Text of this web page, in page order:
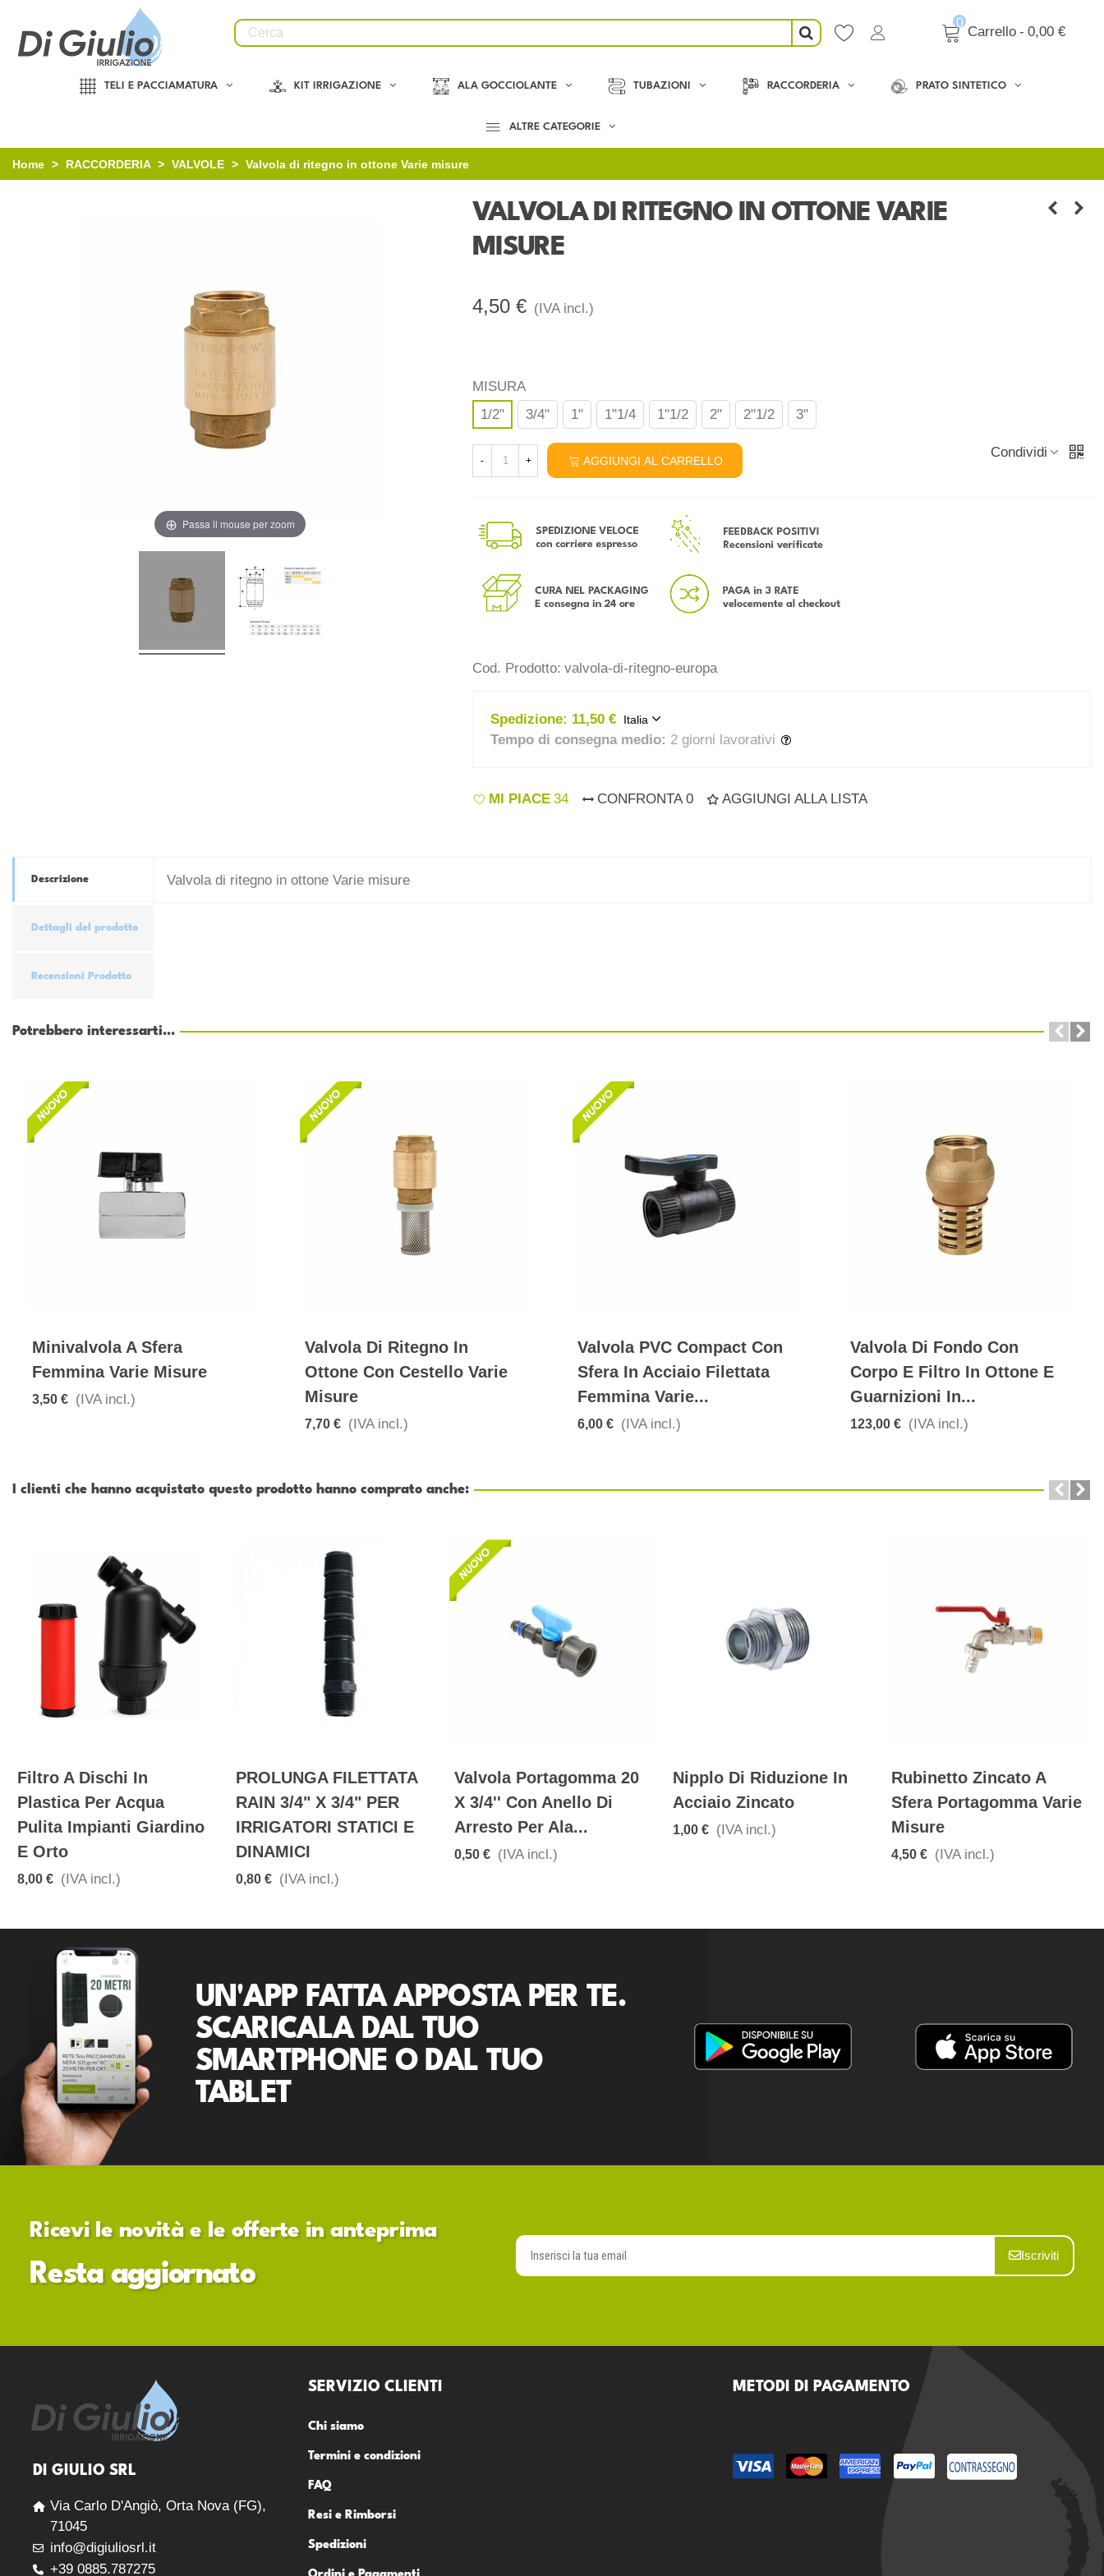
0
Carrello - 0,00 €
TELI E PACCIAMATURA KIT IRRIGAZIONE ALA GOCCIOLANTE TUBAZIONI RACCORDERIA PRATO SINTETICO
ALTRE CATEGORIE
Home > RACCORDERIA > VALVOLE > Valvola di ritegno in ottone Varie misure
Passa il mouse per zoom
VALVOLA DI RITEGNO IN OTTONE VARIE
MISURE
4,50 € (IVA incl.)
MISURA
1/2"
3/4" 1" 1"1/4 1"1/2 2" 2"1/2 3"
- + AGGIUNGI AL CARRELLO
Condividi
Cod. Prodotto: valvola-di-ritegno-europa
Spedizione: 11,50 € Italia
Tempo di consegna medio: 2 giorni lavorativi
MI PIACE 34 CONFRONTA 0 AGGIUNGI ALLA LISTA
Descrizione
Dettagli del prodotto
Recensioni Prodotto
Valvola di ritegno in ottone Varie misure
Potrebbero interessarti...
Minivalvola A Sfera
Femmina Varie Misure
3,50 € (IVA incl.)
Valvola Di Ritegno In
Ottone Con Cestello Varie
Misure
7,70 € (IVA incl.)
Valvola PVC Compact Con
Sfera In Acciaio Filettata
Femmina Varie...
6,00 € (IVA incl.)
Valvola Di Fondo Con
Corpo E Filtro In Ottone E
Guarnizioni In...
123,00 € (IVA incl.)
I clienti che hanno acquistato questo prodotto hanno comprato anche:
Filtro A Dischi In
Plastica Per Acqua
Pulita Impianti Giardino
E Orto
8,00 € (IVA incl.)
PROLUNGA FILETTATA
RAIN 3/4" X 3/4" PER
IRRIGATORI STATICI E
DINAMICI
0,80 € (IVA incl.)
Valvola Portagomma 20
X 3/4'' Con Anello Di
Arresto Per Ala...
0,50 € (IVA incl.)
Nipplo Di Riduzione In
Acciaio Zincato
1,00 € (IVA incl.)
Rubinetto Zincato A
Sfera Portagomma Varie
Misure
4,50 € (IVA incl.)
UN'APP FATTA APPOSTA PER TE.
SCARICALA DAL TUO
SMARTPHONE O DAL TUO
TABLET
Ricevi le novità e le offerte in anteprima
Resta aggiornato
Iscriviti
DI GIULIO SRL
Via Carlo D'Angiò, Orta Nova (FG),
71045
info@digiuliosrl.it
+39 0885.787275
SERVIZIO CLIENTI
Chi siamo
Termini e condizioni
FAQ
Resi e Rimborsi
Spedizioni
METODI DI PAGAMENTO